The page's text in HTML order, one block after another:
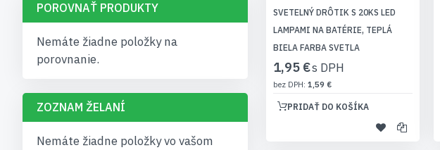
SVETELNÝ DRÔTIK S 20KS LED
LAMPAMI NA BATÉRIE, TEPLÁ
BIELA FARBA SVETLA
1,95 €
1,59 €
PRIDAŤ DO KOŠÍKA
POROVNAŤ PRODUKTY
Nemáte žiadne položky na
porovnanie.
ZOZNAM ŽELANÍ
Nemáte žiadne položky vo vašom